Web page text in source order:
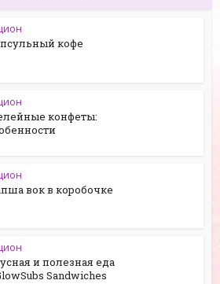
кофе
конфеты:
вок в коробочке
и полезная еда
Sandwiches